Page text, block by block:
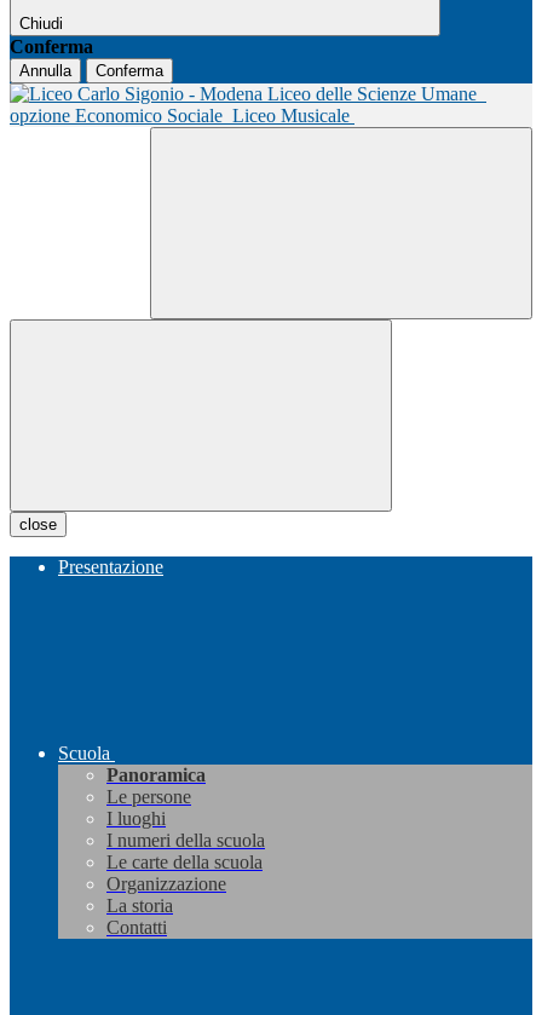
Chiudi
Conferma
Annulla Conferma
Liceo delle Scienze Umane
opzione Economico Sociale Liceo Musicale
close
Presentazione
Scuola
Panoramica
Le persone
I luoghi
I numeri della scuola
Le carte della scuola
Organizzazione
La storia
Contatti